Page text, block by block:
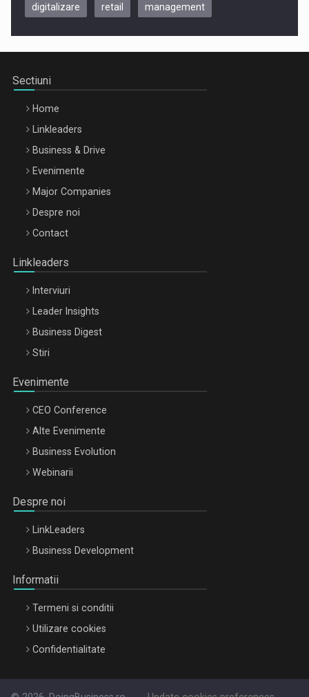
Be Inspired. Make it Happen!, CLUJ, 9 Decembrie
Be Inspired. Make it Happen!, ARTEMIS LETO, ORADEA, 8
Octombrie
digitalizare retail management
Sectiuni
Home
Linkleaders
Business & Drive
Evenimente
Major Companies
Despre noi
Contact
Linkleaders
Interviuri
Leader Insights
Business Digest
Stiri
Evenimente
CEO Conference
Alte Evenimente
Business Evolution
Webinarii
Despre noi
LinkLeaders
Business Development
Informatii
Termeni si conditii
Utilizare cookies
Confidentialitate